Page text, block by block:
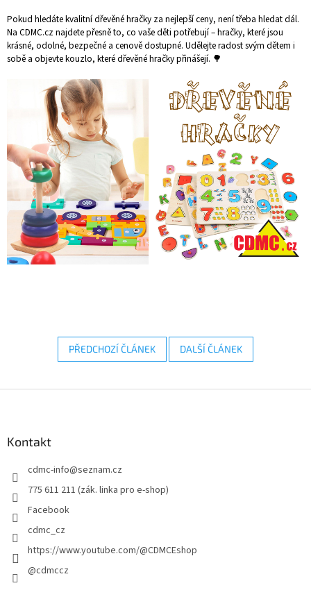
Pokud hledáte kvalitní dřevěné hračky za nejlepší ceny, není třeba hledat dál.
Na CDMC.cz najdete přesně to, co vaše děti potřebují – hračky, které jsou
krásné, odolné, bezpečné a cenově dostupné. Udělejte radost svým dětem i
sobě a objevte kouzlo, které dřevěné hračky přinášejí. 🌳
PŘEDCHOZÍ ČLÁNEK DALŠÍ ČLÁNEK
Kontakt
cdmc-info@seznam.cz
775 611 211 (zák. linka pro e-shop)
Facebook
cdmc_cz
https://www.youtube.com/@CDMCEshop
@cdmccz